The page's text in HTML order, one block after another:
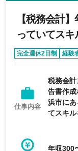
【税務会計
っていてス
完全週休2日制 経験
仕事内容
税務会
告書作
浜市に
てスキル
年収300